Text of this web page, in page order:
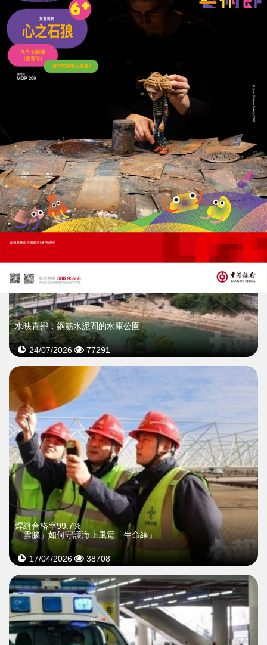
上一篇 : 驅疫之光 疫苗改寫澳門歷史
下一篇 : 亞太旅遊協會頒發最佳市場推廣金獎
相關新聞
水映青巒：鋼筋水泥間的水庫公園
24/07/2026 77291
焊縫合格率99.7%
「雲腦」如何守護海上風電「生命線」
17/04/2026 38708